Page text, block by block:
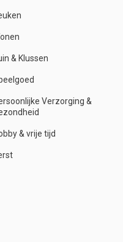
& Klussen
Verzorging &
& vrije tijd